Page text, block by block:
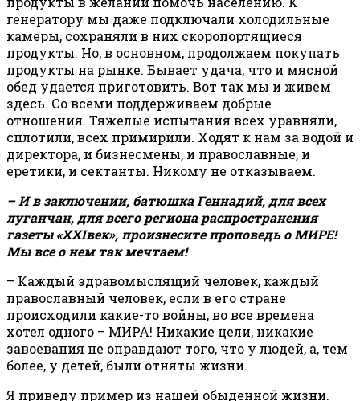
генератору мы даже подключали холодильные
камеры, сохраняли в них скоропортящиеся
продукты. Но, в основном, продолжаем покупать
продукты на рынке. Бывает удача, что и мясной
обед удается приготовить. Вот так мы и живем
здесь. Со всеми поддерживаем добрые
отношения. Тяжелые испытания всех уравняли,
сплотили, всех примирили. Ходят к нам за водой и
директора, и бизнесмены, и православные, и
еретики, и сектанты. Никому не отказываем.
– И в заключении, батюшка Геннадий, для всех
луганчан, для всего региона распространения
газеты «XXIвек», произнесите проповедь о МИРЕ!
Мы все о нем так мечтаем!
– Каждый здравомыслящий человек, каждый
православный человек, если в его стране
происходили какие-то войны, во все времена
хотел одного – МИРА! Никакие цели, никакие
завоевания не оправдают того, что у людей, а, тем
более, у детей, были отняты жизни.
Я приведу пример из нашей обыденной жизни.